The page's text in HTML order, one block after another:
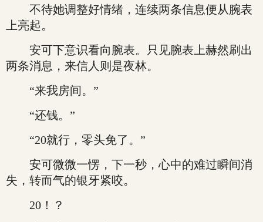
不待她调整好情绪，连续两条信息便从腕表
上亮起。
安可下意识看向腕表。只见腕表上赫然刷出
两条消息，来信人则是夜林。
“来我房间。”
“还钱。”
“20就行，零头免了。”
安可微微一愣，下一秒，心中的难过瞬间消
失，转而气的银牙紧咬。
20！？